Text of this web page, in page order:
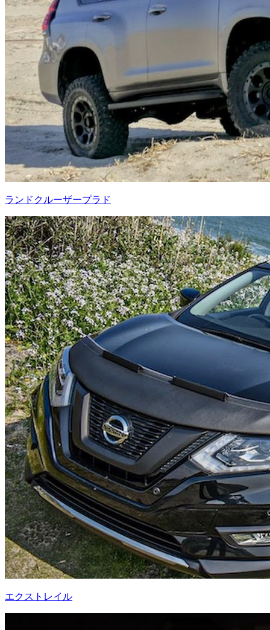
ランドクルーザープラド
エクストレイル